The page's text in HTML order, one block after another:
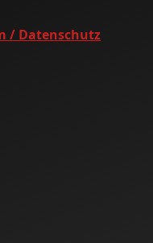
/ Datenschutz